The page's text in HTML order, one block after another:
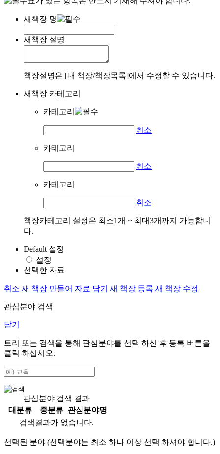
새책장 명
새책장 설명
책장설명은 [내 책장/책장목록]에서 수정할 수 있습니다.
새책장 카테고리
카테고리
취소
카테고리
취소
카테고리
취소
책장카테고리 설정은 최소1개 ~ 최대3개까지 가능합니
다.
Default 설정
설정
선택한 자료
취소 새 책장 만들어 자료 담기 새 책장 등록 새 책장 수정
관심분야 검색
닫기
트리 또는 검색을 통해 관심분야를 선택 하신 후 등록 버튼을
클릭 하십시오.
관심분야 검색 결과
대분류
중분류
관심분야명
검색결과가 없습니다.
선택된 분야 (선택분야는 최소 하나 이상 선택 하셔야 합니다.)